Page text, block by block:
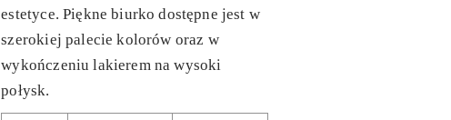
estetyce. Piękne biurko dostępne jest w
szerokiej palecie kolorów oraz w
wykończeniu lakierem na wysoki
połysk.